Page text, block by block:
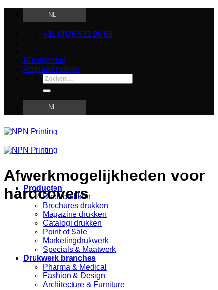
NL
+31 (0)76 531 95 65
Klantportaal
Afspraak maken
Zoeken
naar:
NL
Producten
Boek drukken
Brochures drukken
Magazine drukken
Catalogi drukken
Point of Sale
Marketingdrukwerk
Specials & Maatwerk
Drukwerk branches
Pharma & Medical
Fashion & Design
Architecture & Furniture
Afwerkmogelijkheden voor
hardcovers